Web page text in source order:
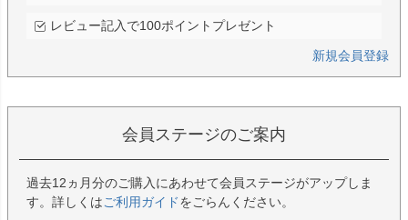
レビュー記入で100ポイントプレゼント
新規会員登録
会員ステージのご案内
過去12ヵ月分のご購入にあわせて会員ステージがアップしま
す。詳しくはご利用ガイドをごらんください。